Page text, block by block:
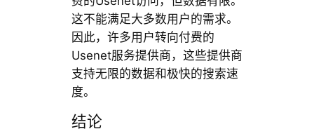
这不能满足大多数用户的需求。
因此，许多用户转向付费的
Usenet服务提供商，这些提供商
支持无限的数据和极快的搜索速
度。
结论